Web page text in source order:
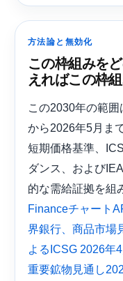
方法論と無効化
この枠組みを
えればこの枠
この2030年の範
から2026年5月ま
短期価格基準、
ダンス、および
的な需給証拠を組
Financeチャート
界銀行、商品市場
よるICSG 2026年
重要鉱物見通し